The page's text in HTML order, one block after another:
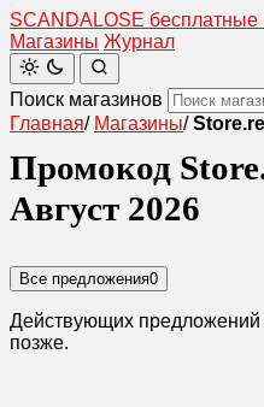
SCANDALOSE бесплатные
Магазины Журнал
Поиск магазинов
Главная/ Магазины/
Промокод
Август 2026
Все предложения0
Действующих предложений
позже.